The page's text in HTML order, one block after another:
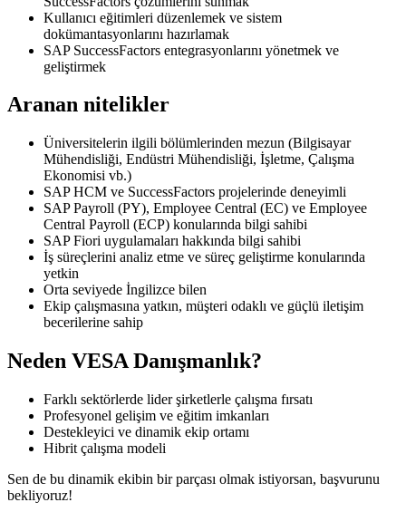
Kullanıcı eğitimleri düzenlemek ve sistem
dokümantasyonlarını hazırlamak
SAP SuccessFactors entegrasyonlarını yönetmek ve
geliştirmek
Aranan nitelikler
Üniversitelerin ilgili bölümlerinden mezun (Bilgisayar
Mühendisliği, Endüstri Mühendisliği, İşletme, Çalışma
Ekonomisi vb.)
SAP HCM ve SuccessFactors projelerinde deneyimli
SAP Payroll (PY), Employee Central (EC) ve Employee
Central Payroll (ECP) konularında bilgi sahibi
SAP Fiori uygulamaları hakkında bilgi sahibi
İş süreçlerini analiz etme ve süreç geliştirme konularında
yetkin
Orta seviyede İngilizce bilen
Ekip çalışmasına yatkın, müşteri odaklı ve güçlü iletişim
becerilerine sahip
Neden VESA Danışmanlık?
Farklı sektörlerde lider şirketlerle çalışma fırsatı
Profesyonel gelişim ve eğitim imkanları
Destekleyici ve dinamik ekip ortamı
Hibrit çalışma modeli
Sen de bu dinamik ekibin bir parçası olmak istiyorsan, başvurunu
bekliyoruz!